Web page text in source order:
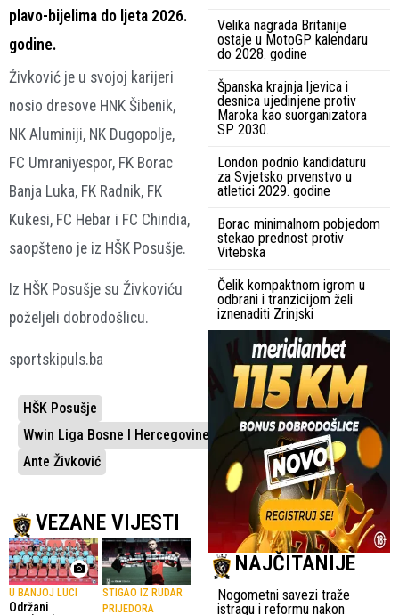
plavo-bijelima do ljeta 2026.
godine.
Živković je u svojoj karijeri
nosio dresove HNK Šibenik,
NK Aluminiji, NK Dugopolje,
FC Umraniyespor, FK Borac
Banja Luka, FK Radnik, FK
Kukesi, FC Hebar i FC Chindia,
saopšteno je iz HŠK Posušje.
Iz HŠK Posušje su Živkoviću
poželjeli dobrodošlicu.
sportskipuls.ba
HŠK Posušje
Wwin Liga Bosne I Hercegovine
Ante Živković
VEZANE VIJESTI
U BANJOJ LUCI
Održani
STIGAO IZ RUDAR
PRIJEDORA
Velika nagrada Britanije
ostaje u MotoGP kalendaru
do 2028. godine
Španska krajnja ljevica i
desnica ujedinjene protiv
Maroka kao suorganizatora
SP 2030.
London podnio kandidaturu
za Svjetsko prvenstvo u
atletici 2029. godine
Borac minimalnom pobjedom
stekao prednost protiv
Vitebska
Čelik kompaktnom igrom u
odbrani i tranzicijom želi
iznenaditi Zrinjski
NAJČITANIJE
Nogometni savezi traže
istragu i reformu nakon